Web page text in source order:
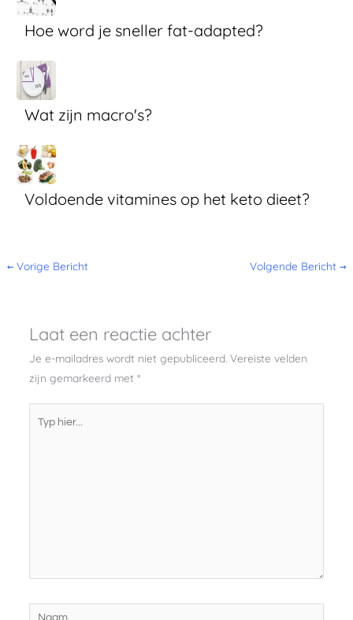
Hoe word je sneller fat-adapted?
Wat zijn macro's?
Voldoende vitamines op het keto dieet?
← Vorige Bericht Volgende Bericht →
Laat een reactie achter
Je e-mailadres wordt niet gepubliceerd. Vereiste velden
zijn gemarkeerd met *
Naam